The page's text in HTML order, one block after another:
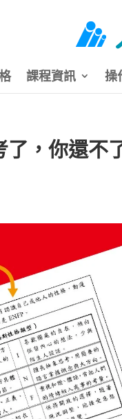
課程資訊 操
，你還不